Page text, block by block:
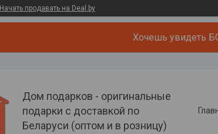
Начать продавать на Deal.by
Хочешь увидеть
Дом подарков - оригинальные
подарки с доставкой по
Беларуси (оптом и в розницу)